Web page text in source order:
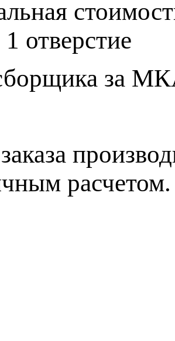
отверстие
за
расчетом.